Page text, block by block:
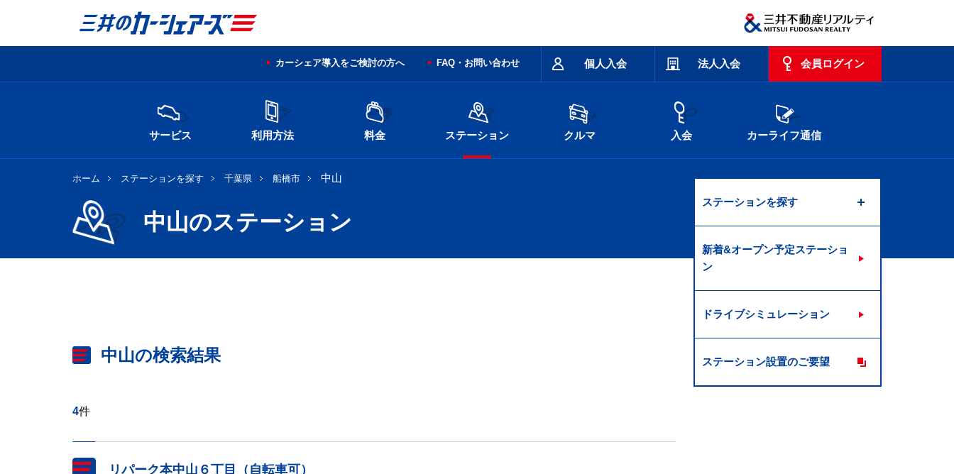
個人入会 法人入会 会員ログイン
カーシェア導入をご検討の方へ FAQ・お問い合わせ
サービス 利用方法 料金 ステーション クルマ 入会 カーライフ通信
ホーム ステーションを探す 千葉県 船橋市 中山
中山のステーション
中山の検索結果
4件
リパーク本中山６丁目（自転車可）
ステーションを探す
新着&オープン予定ステーショ
ン
ドライブシミュレーション
ステーション設置のご要望